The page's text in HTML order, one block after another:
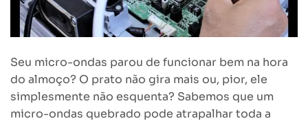
Seu micro-ondas parou de funcionar bem na hora
do almoço? O prato não gira mais ou, pior, ele
simplesmente não esquenta? Sabemos que um
micro-ondas quebrado pode atrapalhar toda a